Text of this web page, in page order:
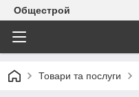
Общестрой
Товари та послуги